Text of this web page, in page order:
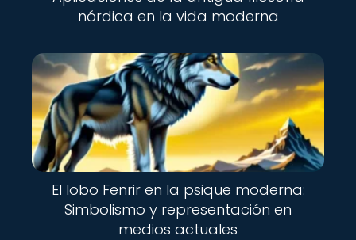
nórdica en la vida moderna
El lobo Fenrir en la psique moderna:
Simbolismo y representación en
medios actuales